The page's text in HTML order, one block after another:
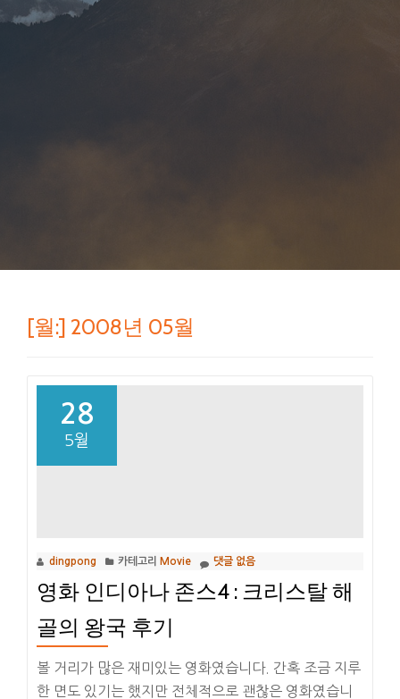
[월:] 2008년 05월
28
5월
dingpong 카테고리 Movie 댓글 없음
영화 인디아나 존스4 : 크리스탈 해
골의 왕국 후기
볼 거리가 많은 재미있는 영화였습니다. 간혹 조금 지루
한 면도 있기는 했지만 전체적으로 괜찮은 영화였습니